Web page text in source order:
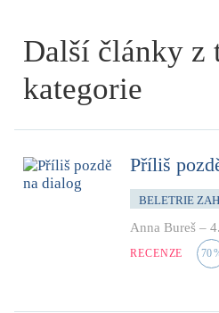
Další články z
kategorie
Příliš
BELETRIE
Anna Bureš –
RECENZE 70